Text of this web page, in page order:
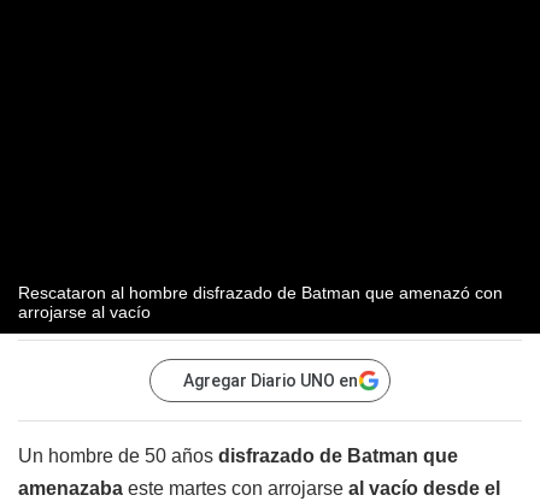
Rescataron al hombre disfrazado de Batman que amenazó con
arrojarse al vacío
Agregar Diario UNO en
Un hombre de 50 años disfrazado de Batman que
amenazaba este martes con arrojarse al vacío desde el